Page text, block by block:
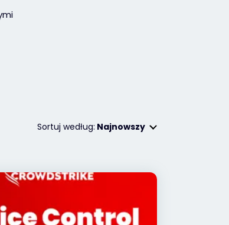
Sortuj według: Najnowszy